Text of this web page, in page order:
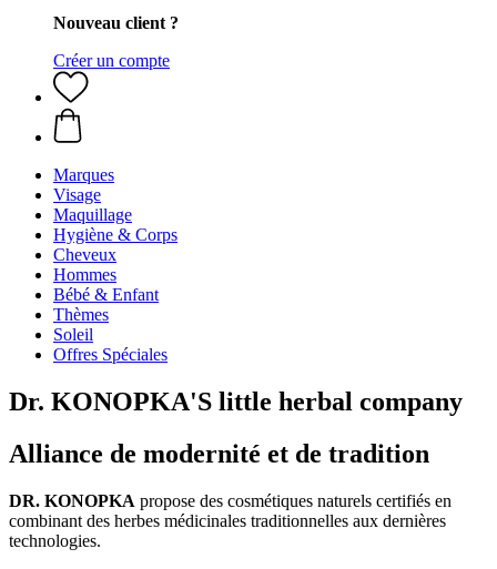
Nouveau client ?
Créer un compte
Marques
Visage
Maquillage
Hygiène & Corps
Cheveux
Hommes
Bébé & Enfant
Thèmes
Soleil
Offres Spéciales
Dr. KONOPKA'S little herbal company
Alliance de modernité et de tradition
DR. KONOPKA propose des cosmétiques naturels certifiés en
combinant des herbes médicinales traditionnelles aux dernières
technologies.